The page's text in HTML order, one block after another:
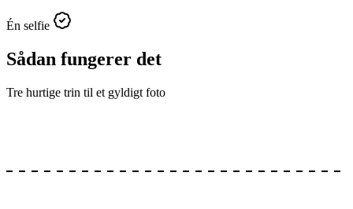
Én selfie
Sådan fungerer det
Tre hurtige trin til et gyldigt foto